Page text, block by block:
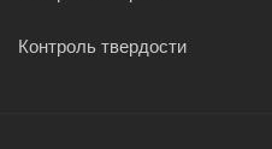
Контроль твердости